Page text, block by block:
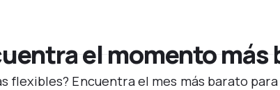
el momento más
flexibles? Encuentra el mes más barato